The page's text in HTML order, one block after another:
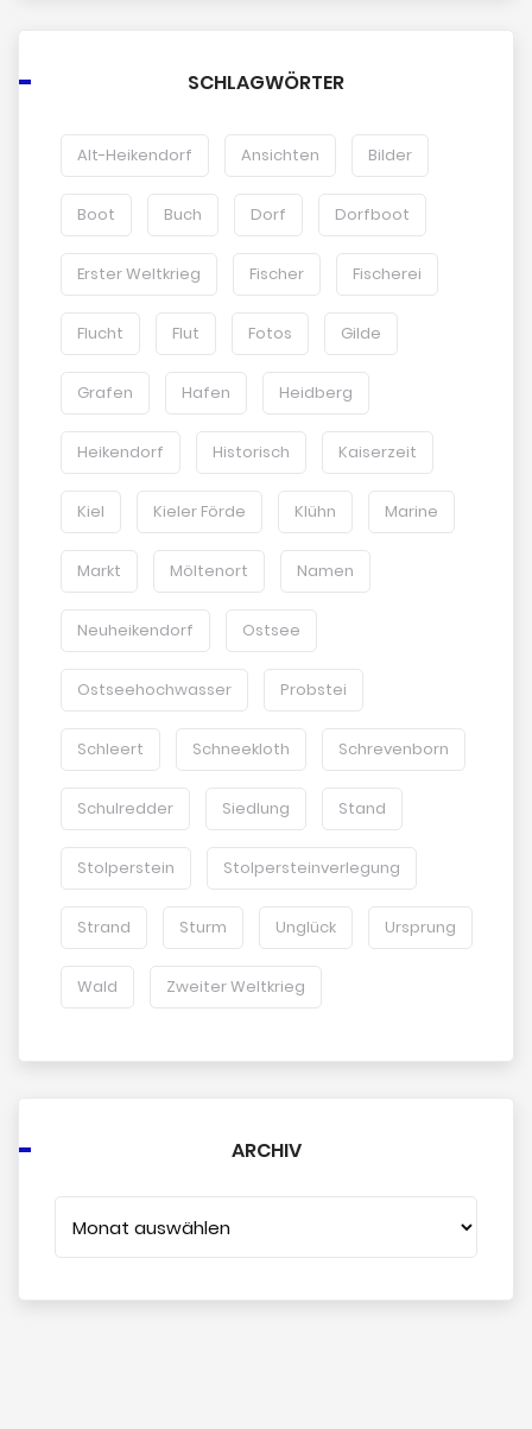
SCHLAGWÖRTER
Alt-Heikendorf Ansichten Bilder
Boot Buch Dorf Dorfboot
Erster Weltkrieg Fischer Fischerei
Flucht Flut Fotos Gilde
Grafen Hafen Heidberg
Heikendorf Historisch Kaiserzeit
Kiel Kieler Förde Klühn Marine
Markt Möltenort Namen
Neuheikendorf Ostsee
Ostseehochwasser Probstei
Schleert Schneekloth Schrevenborn
Schulredder Siedlung Stand
Stolperstein Stolpersteinverlegung
Strand Sturm Unglück Ursprung
Wald Zweiter Weltkrieg
ARCHIV